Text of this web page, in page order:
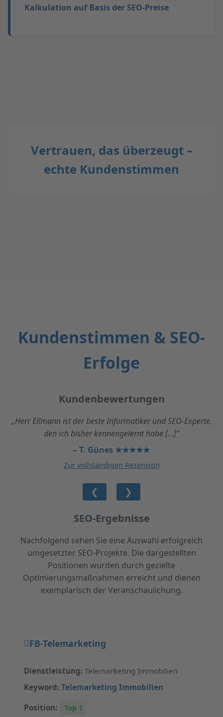
Kalkulation auf Basis der SEO-Preise
Vertrauen, das überzeugt –
echte Kundenstimmen
Kundenstimmen & SEO-
Erfolge
Kundenbewertungen
„Herr Ellmann ist der beste Informatiker und SEO-Experte,
den ich bisher kennengelernt habe [...]“
– T. Günes ★★★★★
Zur vollständigen Rezension
❮ ❯
SEO-Ergebnisse
Nachfolgend sehen Sie eine Auswahl erfolgreich
umgesetzter SEO-Projekte. Die dargestellten
Positionen wurden durch gezielte
Optimierungsmaßnahmen erreicht und dienen
exemplarisch der Veranschaulichung.
FB-Telemarketing
Dienstleistung: Telemarketing Immobilien
Keyword: Telemarketing Immobilien
Position: Top 1